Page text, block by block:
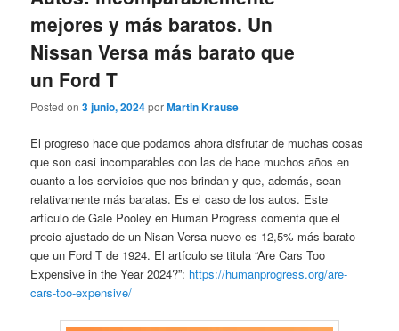
mejores y más baratos. Un
Nissan Versa más barato que
un Ford T
Posted on3 junio, 2024porMartin Krause
El progreso hace que podamos ahora disfrutar de muchas cosas
que son casi incomparables con las de hace muchos años en
cuanto a los servicios que nos brindan y que, además, sean
relativamente más baratas. Es el caso de los autos. Este
artículo de Gale Pooley en Human Progress comenta que el
precio ajustado de un Nisan Versa nuevo es 12,5% más barato
que un Ford T de 1924. El artículo se titula “Are Cars Too
Expensive in the Year 2024?”: https://humanprogress.org/are-
cars-too-expensive/